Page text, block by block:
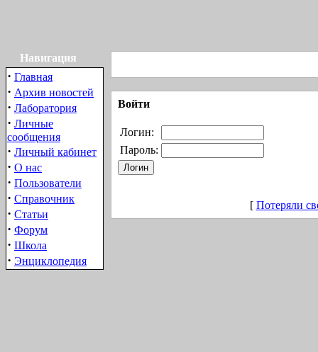
Навигация
· Главная
· Архив новостей
· Лаборатория
· Личные
сообщения
· Личный кабинет
· О нас
· Пользователи
· Справочник
· Статьи
· Форум
· Школа
· Энциклопедия
Войти
Логин:
Пароль:
[ Потеряли